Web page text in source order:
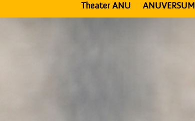
Theater ANU ANUVERSUM